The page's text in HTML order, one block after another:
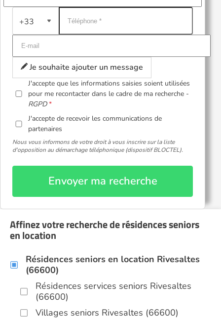
+33
Je souhaite ajouter un message
J'accepte que les informations saisies soient utilisées
pour me recontacter dans le cadre de ma recherche -
RGPD
J'accepte de recevoir les communications de
partenaires
Nous vous informons de votre droit à vous inscrire sur la liste
d'opposition au démarchage téléphonique (dispositif BLOCTEL).
Envoyer ma recherche
Affinez votre recherche de résidences seniors
en location
Résidences seniors en location Rivesaltes
(66600)
Résidences services seniors Rivesaltes
(66600)
Villages seniors Rivesaltes (66600)